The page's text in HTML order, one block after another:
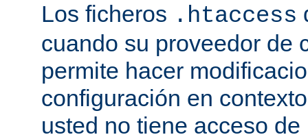
Los ficheros .htaccess
cuando su proveedor de
permite hacer
configuración en
usted no tiene acceso